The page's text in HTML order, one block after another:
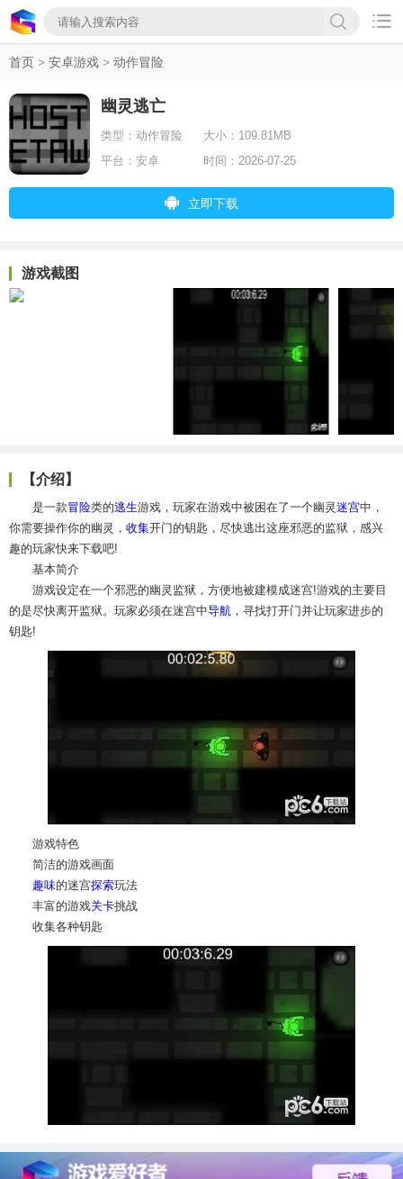

首页 > 安卓游戏 > 动作冒险
幽灵逃亡
类型： 动作冒险 大小： 109.81MB
平台： 安卓 时间： 2026-07-25
立即下载
游戏截图
【介绍】
是一款冒险类的逃生游戏，玩家在游戏中被困在了一个幽灵迷宫中，
你需要操作你的幽灵， 收集开门的钥匙，尽快逃出这座邪恶的监狱，感兴
趣的玩家快来下载吧!
基本简介
游戏设定在一个邪恶的幽灵监狱，方便地被建模成迷宫!游戏的主要目
的是尽快离开监狱。玩家必须在迷宫中导航 ，寻找打开门并让玩家进步的
钥匙!
游戏特色
简洁的游戏画面
趣味的迷宫探索玩法
丰富的游戏关卡挑战
收集各种钥匙